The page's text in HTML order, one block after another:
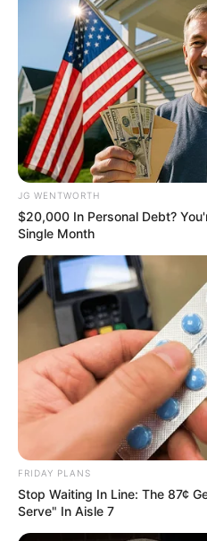
Top 10 Pop Divas -
BRAINBERRIES
Who Will Take On The
Casting Rumors
BRAINBERRIES
JG WENTWORTH
$20,000 In Personal Debt?
Single Month
FRIDAY PLANS
Stop Waiting In Line: The 87¢
Serve" In Aisle 7